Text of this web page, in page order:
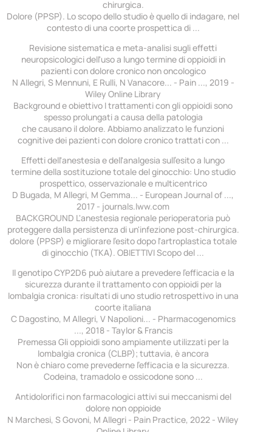
chirurgica.
Dolore (PPSP). Lo scopo dello studio è quello di indagare, nel
contesto di una coorte prospettica di ...
Revisione sistematica e meta-analisi sugli effetti
neuropsicologici dell'uso a lungo termine di oppioidi in
pazienti con dolore cronico non oncologico
N Allegri, S Mennuni, E Rulli, N Vanacore... - Pain ..., 2019 -
Wiley Online Library
Background e obiettivo I trattamenti con gli oppioidi sono
spesso prolungati a causa della patologia
che causano il dolore. Abbiamo analizzato le funzioni
cognitive dei pazienti con dolore cronico trattati con ...
Effetti dell'anestesia e dell'analgesia sull'esito a lungo
termine della sostituzione totale del ginocchio: Uno studio
prospettico, osservazionale e multicentrico
D Bugada, M Allegri, M Gemma... - European Journal of ...,
2017 - journals.lww.com
BACKGROUND L'anestesia regionale perioperatoria può
proteggere dalla persistenza di un'infezione post-chirurgica.
dolore (PPSP) e migliorare l'esito dopo l'artroplastica totale
di ginocchio (TKA). OBIETTIVI Scopo del ...
Il genotipo CYP2D6 può aiutare a prevedere l'efficacia e la
sicurezza durante il trattamento con oppioidi per la
lombalgia cronica: risultati di uno studio retrospettivo in una
coorte italiana
C Dagostino, M Allegri, V Napolioni... - Pharmacogenomics
..., 2018 - Taylor & Francis
Premessa Gli oppioidi sono ampiamente utilizzati per la
lombalgia cronica (CLBP); tuttavia, è ancora
Non è chiaro come prevederne l'efficacia e la sicurezza.
Codeina, tramadolo e ossicodone sono ...
Antidolorifici non farmacologici attivi sui meccanismi del
dolore non oppioide
N Marchesi, S Govoni, M Allegri - Pain Practice, 2022 - Wiley